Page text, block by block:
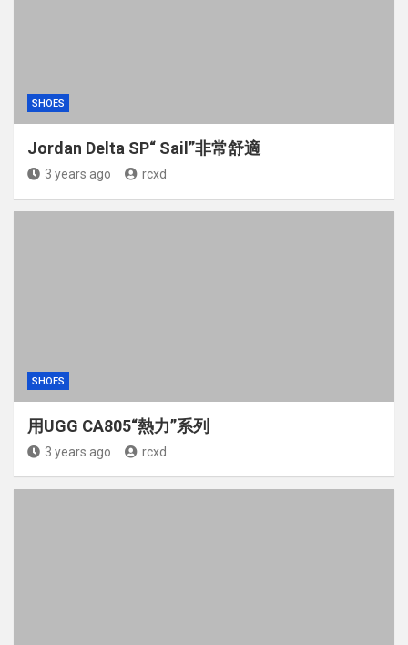
SHOES
Jordan Delta SP“ Sail”非常舒適
3 years ago rcxd
SHOES
用UGG CA805“熱力”系列
3 years ago rcxd